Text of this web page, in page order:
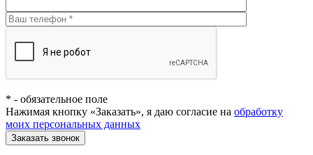
* - обязательное поле
Нажимая кнопку «Заказать», я даю согласие на обработку
моих персональных данных
Заказать звонок